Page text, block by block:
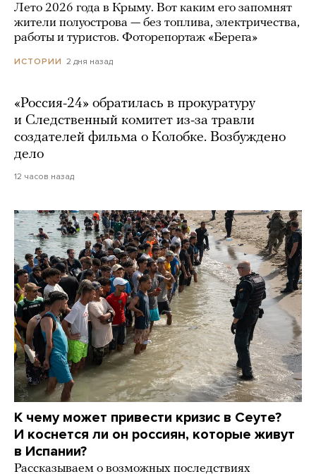
Лето 2026 года в Крыму. Вот каким его запомнят
жители полуострова — без топлива, электричества,
работы и туристов. Фоторепортаж «Берега»
ИСТОРИИ 2 дня назад
«Россия-24» обратилась в прокуратуру
и Следственный комитет из-за травли
создателей фильма о Колобке. Возбуждено
дело
12 часов назад
К чему может привести кризис в Сеуте?
И коснется ли он россиян, которые живут
в Испании?
Рассказываем о возможных последствиях